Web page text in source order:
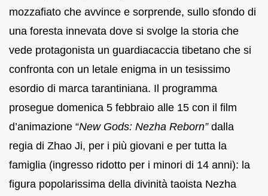
mozzafiato che avvince e sorprende, sullo sfondo di
una foresta innevata dove si svolge la storia che
vede protagonista un guardiacaccia tibetano che si
confronta con un letale enigma in un tesissimo
esordio di marca tarantiniana. Il programma
prosegue domenica 5 febbraio alle 15 con il film
d’animazione “New Gods: Nezha Reborn”dalla
regia di Zhao Ji, per i più giovani e per tutta la
famiglia (ingresso ridotto per i minori di 14 anni): la
figura popolarissima della divinità taoista Nezha